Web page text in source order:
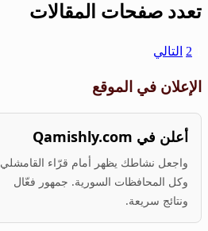
تعدد صفحات المقالات
2 التالي
الإعلان في الموقع
أعلن في Qamishly.com
واجعل نشاطك يظهر أمام قرّاء القامشلي
وكل المحافظات السورية. جمهور فعّال
ونتائج سريعة.